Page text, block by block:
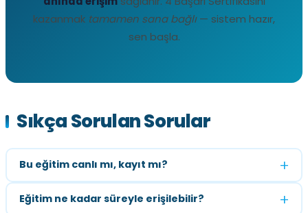
kazanmak tamamen sana bağlı— sistem hazır,
sen başla.
Sıkça Sorulan Sorular
Bu eğitim canlı mı, kayıt mı?
Eğitim ne kadar süreyle erişilebilir?